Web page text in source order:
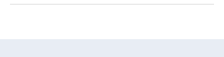
フォームでお問い合わせ